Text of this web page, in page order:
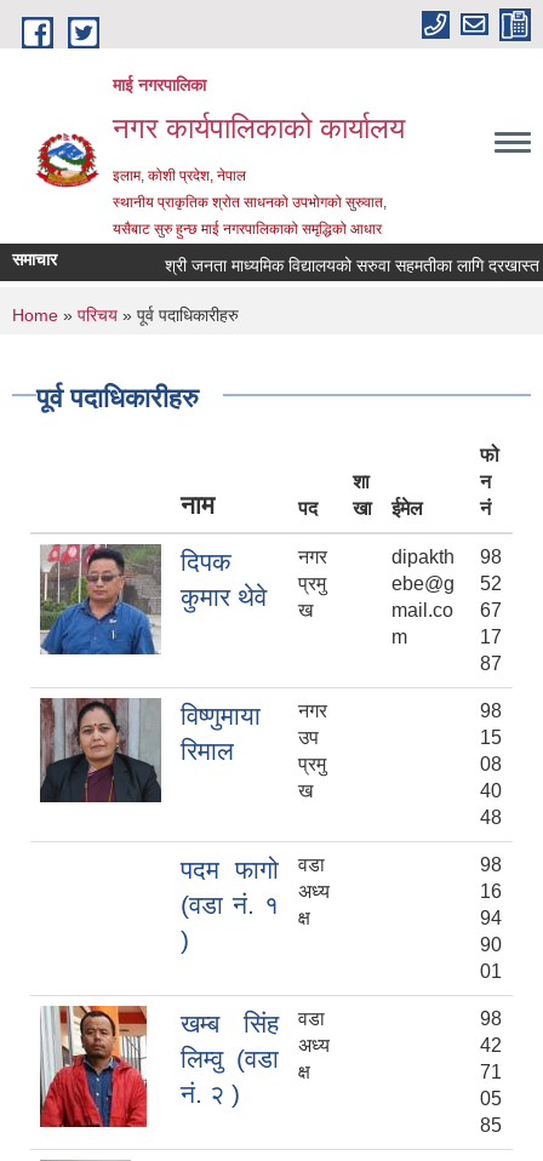
Skip to main content
माई नगरपालिका
नगर कार्यपालिकाको कार्यालय
इलाम, कोशी प्रदेश, नेपाल
स्थानीय प्राकृतिक श्रोत साधनको उपभोगको सुरुवात,
यसैबाट सुरु हुन्छ माई नगरपालिकाको समृद्धिको आधार
समाचार श्री जनता माध्यमिक विद्यालयको सरुवा सहमतीका लागि दरखास्त
You are here
Home » परिचय » पूर्व पदाधिकारीहरु
पूर्व पदाधिकारीहरु
नाम पद
शा
खा
ईमेल
फो
न
नं
दिपक
कुमार थेवे
नगर
प्रमु
ख
dipakth
ebe@g
mail.co
m
98
52
67
17
87
विष्णुमाया
रिमाल
नगर
उप
प्रमु
ख
98
15
08
40
48
पदम फागो
(वडा नं. १
)
वडा
अध्य
क्ष
98
16
94
90
01
खम्ब सिंह
लिम्वु (वडा
नं. २ )
वडा
अध्य
क्ष
98
42
71
05
85